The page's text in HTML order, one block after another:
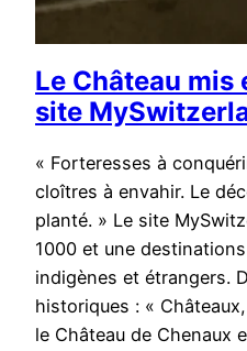
Le Château mis
site
« Forteresses à
cloîtres à envahir. Le
planté. » Le site
1000 et une
indigènes et étrangers.
historiques : «
le Château de Chenaux